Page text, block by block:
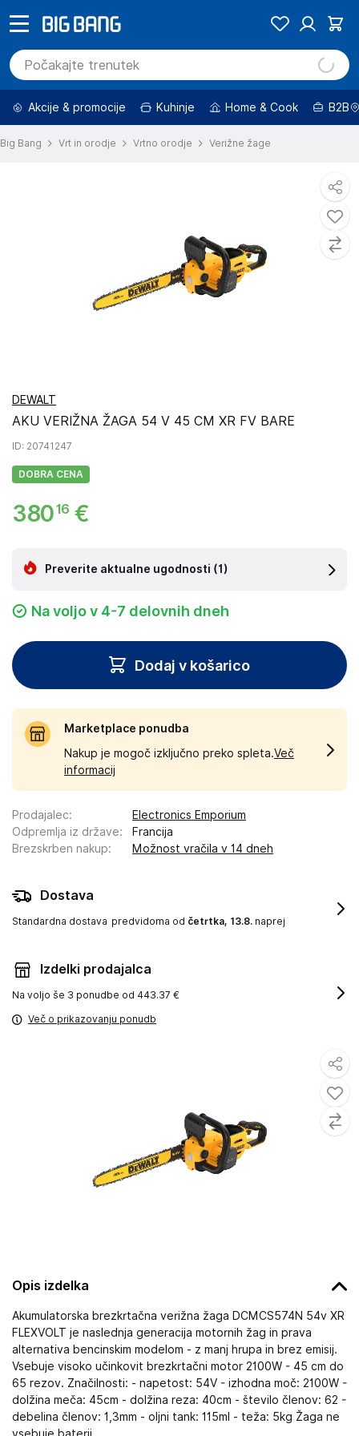
Akcije & promocije Kuhinje Home & Cook B2B
Big Bang Vrt in orodje Vrtno orodje Verižne žage
Opis izdelka
Akumulatorska brezkrtačna verižna žaga DCMCS574N 54v XR
FLEXVOLT je naslednja generacija motornih žag in prava
alternativa bencinskim modelom - z manj hrupa in brez emisij.
Vsebuje visoko učinkovit brezkrtačni motor 2100W - 45 cm do
65 rezov. Značilnosti: - napetost: 54V - izhodna moč: 2100W -
dolžina meča: 45cm - dolžina reza: 40cm - število členov: 62 -
debelina členov: 1,3mm - oljni tank: 115ml - teža: 5kg Žaga ne
DEWALT
AKU VERIŽNA ŽAGA 54 V 45 CM XR FV BARE
ID: 20741247
DOBRA CENA
38016 €
Preverite aktualne ugodnosti (1)
Na voljo v 4-7 delovnih dneh
Dodaj v košarico
Marketplace ponudba
Nakup je mogoč izključno preko spleta.Več
informacij
Prodajalec:
Electronics Emporium
Odpremlja iz države:
Francija
Brezskrben nakup: Možnost vračila v 14 dneh
Dostava
Standardna dostava predvidoma od četrtka, 13.8. naprej
Izdelki prodajalca
Na voljo še 3 ponudbe od 443.37 €
Več o prikazovanju ponudb